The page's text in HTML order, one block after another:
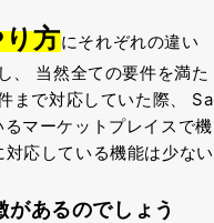
方にそれぞれの違い
、 当然全ての要件を満た
まで対応していた際、 Sa
るマーケットプレイスで機
応している機能は少ない
あるのでしょう